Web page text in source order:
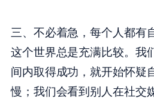
三、不必着急，每个人都有
这个世界总是充满比较。我
间内取得成功，就开始怀疑
慢；我们会看到别人在社交